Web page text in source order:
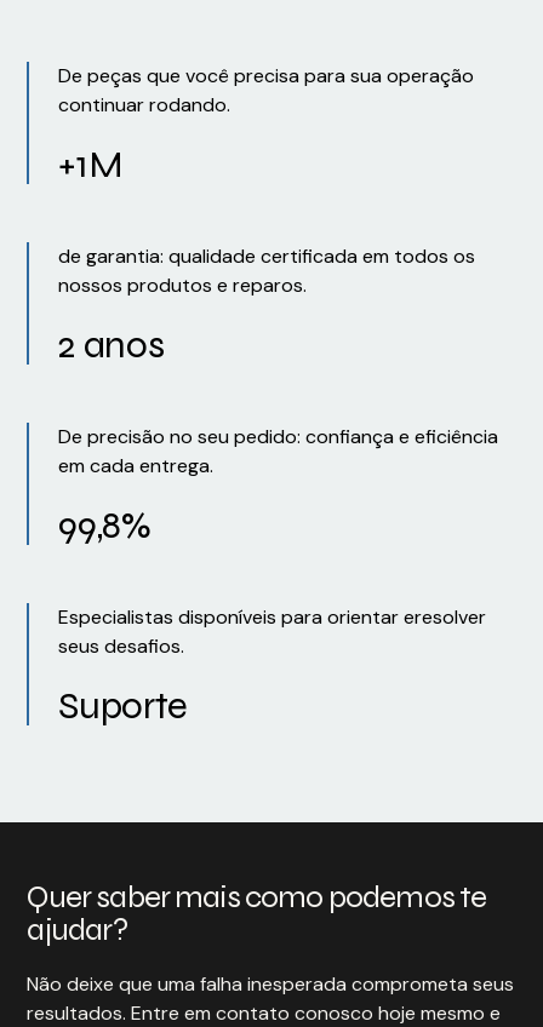
De peças que você precisa para sua operação
continuar rodando.
+1M
de garantia: qualidade certificada em todos os
nossos produtos e reparos.
2 anos
De precisão no seu pedido: confiança e eficiência
em cada entrega.
99,8%
Especialistas disponíveis para orientar eresolver
seus desafios.
Suporte
Quer saber mais como podemos te
ajudar?
Não deixe que uma falha inesperada comprometa seus
resultados. Entre em contato conosco hoje mesmo e